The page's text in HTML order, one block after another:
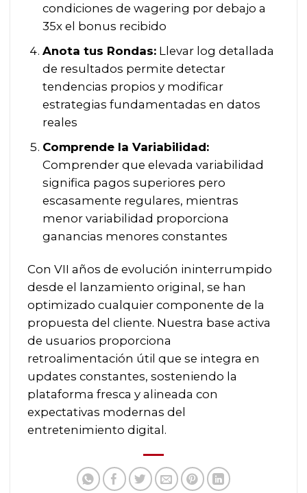
condiciones de wagering por debajo a
35x el bonus recibido
Anota tus Rondas: Llevar log detallada
de resultados permite detectar
tendencias propios y modificar
estrategias fundamentadas en datos
reales
Comprende la Variabilidad:
Comprender que elevada variabilidad
significa pagos superiores pero
escasamente regulares, mientras
menor variabilidad proporciona
ganancias menores constantes
Con VII años de evolución ininterrumpido
desde el lanzamiento original, se han
optimizado cualquier componente de la
propuesta del cliente. Nuestra base activa
de usuarios proporciona
retroalimentación útil que se integra en
updates constantes, sosteniendo la
plataforma fresca y alineada con
expectativas modernas del
entretenimiento digital.